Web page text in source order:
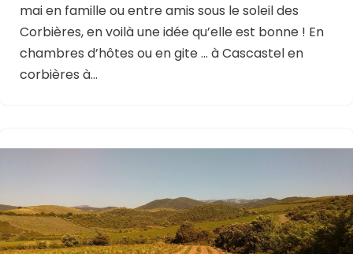
mai en famille ou entre amis sous le soleil des
Corbières, en voilà une idée qu’elle est bonne ! En
chambres d’hôtes ou en gite … à Cascastel en
corbières à…